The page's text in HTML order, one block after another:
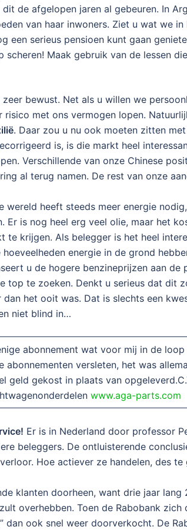
de afgelopen jaren al gebeuren. In
van haar inwoners. Ziet u wat we in
een serieus pensioen kunt gaan
Maak gebruik van de lessen
bewust. Net als u willen we
met ons vermogen lopen.
. Daar zou u nu ook moeten zitten
is, is die markt heel
Verschillende van onze Chinese
al terug namen. De rest van onze
wereld heeft steeds meer energie
Er is nog heel erg veel olie, maar het
te krijgen. Als belegger is het heel
energie in de grond
u de hogere benzineprijzen aan de
top te zoeken. Denkt u serieus dat dit
het ooit was. Dat is slechts een
niet blind in…
abonnement wat voor mij in de loop
versleten, het was
geld gekost in plaats van
www.aga-parts.com
Er is in Nederland door professor
beleggers. De ontluisterende
Hoe actiever ze handelen, des
klanten doorheen, want drie jaar lang
overhebben. Toen de Rabobank zich
dan ook snel weer doorverkocht. De